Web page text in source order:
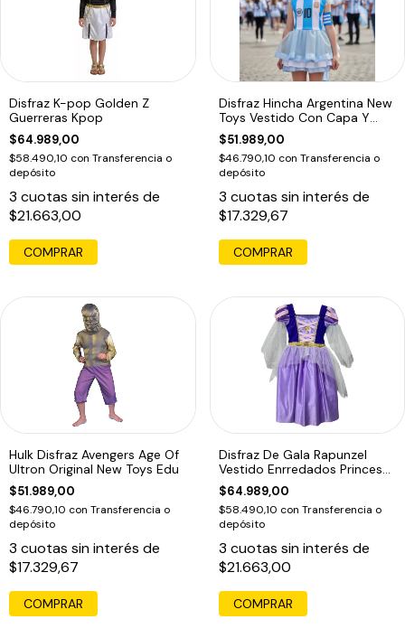
Disfraz K-pop Golden Z
Guerreras Kpop
$64.989,00
$58.490,10 con Transferencia o
depósito
3 cuotas sin interés de
$21.663,00
COMPRAR
Disfraz Hincha Argentina New
Toys Vestido Con Capa Y
Gorro Celeste
$51.989,00
$46.790,10 con Transferencia o
depósito
3 cuotas sin interés de
$17.329,67
COMPRAR
Hulk Disfraz Avengers Age Of
Ultron Original New Toys Edu
$51.989,00
$46.790,10 con Transferencia o
depósito
3 cuotas sin interés de
$17.329,67
COMPRAR
Disfraz De Gala Rapunzel
Vestido Enrredados Princesa
Disney1
$64.989,00
$58.490,10 con Transferencia o
depósito
3 cuotas sin interés de
$21.663,00
COMPRAR